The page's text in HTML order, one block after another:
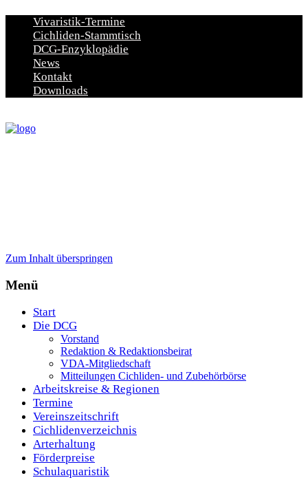
Vivaristik-Termine
Cichliden-Stammtisch
DCG-Enzyklopädie
News
Kontakt
Downloads
Zum Inhalt überspringen
Menü
Start
Die DCG
Vorstand
Redaktion & Redaktionsbeirat
VDA-Mitgliedschaft
Mitteilungen Cichliden- und Zubehörbörse
Arbeitskreise & Regionen
Termine
Vereinszeitschrift
Cichlidenverzeichnis
Arterhaltung
Förderpreise
Schulaquaristik